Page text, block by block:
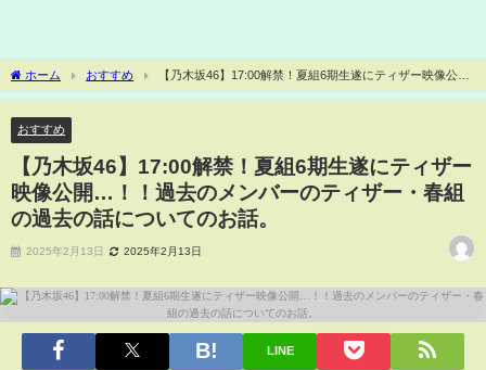
ホーム おすすめ
【乃木坂46】17:00解禁！夏組6期生遂にティザー映像公
開…！！過去のメンバーのティザー・春組の過去の話についてのお話。
おすすめ
【乃木坂46】17:00解禁！夏組6期生遂にティザー
映像公開…！！過去のメンバーのティザー・春組
の過去の話についてのお話。
2025年2月13日 2025年2月13日
LINE